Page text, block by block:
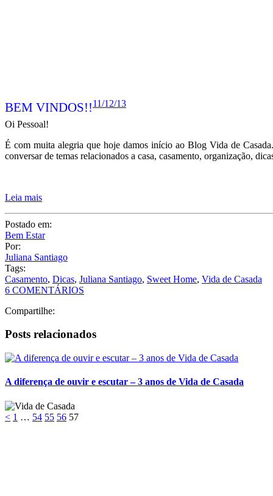
BEM VINDOS!!11/12/13
Oi Pessoal!
É com muita alegria que hoje damos início ao Blog Vida de
conversar de temas relacionados a casa, casamento, organização,
Leia mais
Postado em:
Bem Estar
Por:
Juliana Santiago
Tags:
Casamento,Dicas,Juliana Santiago, Sweet Home, Vida de Casada
6 COMENTÁRIOS
Compartilhe:
Posts relacionados
A diferença de ouvir e escutar – 3 anos de Vida de Casada
< 1 … 54 55 56 57